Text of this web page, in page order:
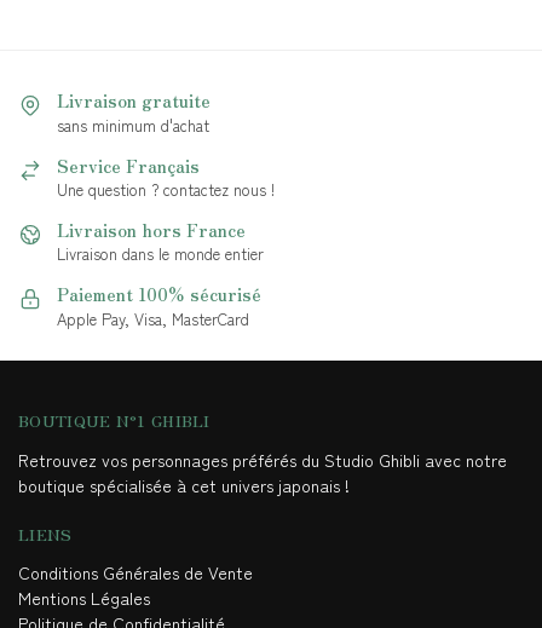
Livraison gratuite
sans minimum d'achat
Service Français
Une question ? contactez nous !
Livraison hors France
Livraison dans le monde entier
Paiement 100% sécurisé
Apple Pay, Visa, MasterCard
BOUTIQUE N°1 GHIBLI
Retrouvez vos personnages préférés du Studio Ghibli avec notre
boutique spécialisée à cet univers japonais !
LIENS
Conditions Générales de Vente
Mentions Légales